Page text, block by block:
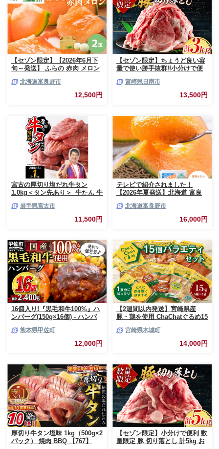
【セゾン限定】【2026年6月下
旬～発送】 ふらの 赤肉 メロン
市 (相馬農園) メロン フルーツ
果物 新鮮 甘い 贈り物 ギフト
道産 ジューシー おやつ ふらの
北海道富良野市
12,500円
【セゾン限定】ちょうど良い容
量で使い勝手抜群!!小分けで便
3kg お肉 豚肉 ポーク 国産 小分
け 真空パック 個包装 万能食材
おすすめ おかず 食品 炒め物 お
ぶ 焼肉 お祝い 記念日 ギフト
贈り物 贈答 プレゼント おすそ
分け 宮崎県 日南市 送料無料
_BCV1-24
宮崎県日南市
13,500円
宮古の厚切り塩だれ牛タン
1.0kg＜タン先あり＞_牛たん 牛
厚切り牛タン【1181948】
岩手県宮古市
11,500円
テレビで紹介されました！
【2026年夏発送】北海道 富良
上 大玉サイズ メロン
北海道富良野市
16,000円
16個入り!『黒毛和牛100%』ハ
ンバーグ(150g×16個) - ハンバ
個包装 小分け 人気 牛肉100%
黒毛和牛 冷凍 国産 おすすめ ラ
ンキング 和牛 お取り寄せ 焼く
産牛 総菜 甲佐町【価格改定】X
熊本県甲佐町
12,000円
【2週間以内発送】宮崎県産
豚・鶏を使用 ChaChatぐるめ15
_K16_0040_4
宮崎県木城町
14,000円
厚切り牛タン塩味 1kg（500g×2
パック） 焼肉 BBQ 【767】
【セゾン限定】小分けで便利 数
量限定 豚 切り落とし 計5kg お